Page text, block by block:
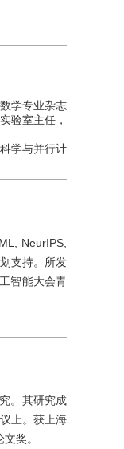
学专业杂志
验室主任，
学与并行计
NeurIPS,
支持。所发
智能大会青
。其研究成
上。获上海
奖。